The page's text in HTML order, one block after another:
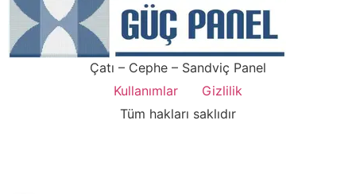
Çatı – Cephe – Sandviç Panel
Kullanımlar
Gizlilik
Tüm hakları saklıdır